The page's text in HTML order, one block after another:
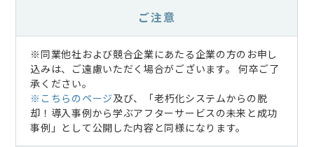
ご注意
※同業他社および競合企業にあたる企業の方のお申し
込みは、ご遠慮いただく場合がございます。 何卒ご了
承ください。
※こちらのページ及び、「老朽化システムからの脱
却！導入事例から学ぶアフターサービスの未来と成功
事例」として公開した内容と同様になります。